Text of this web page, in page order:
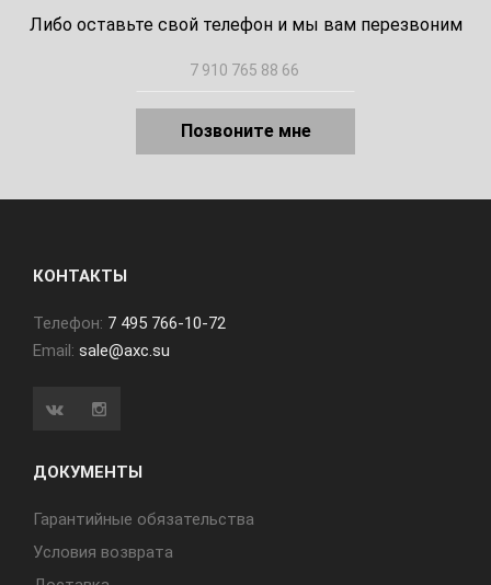
Либо оставьте свой телефон и мы вам перезвоним
Позвоните мне
КОНТАКТЫ
Телефон: 7 495 766-10-72
Email: sale@axc.su
ДОКУМЕНТЫ
Гарантийные обязательства
Условия возврата